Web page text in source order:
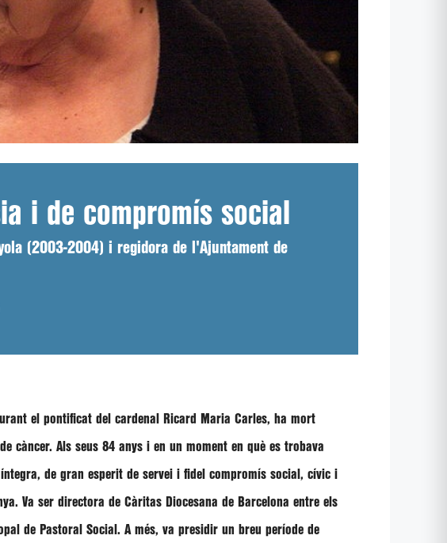
i de compromís social
(2003-2004) i regidora de l'Ajuntament de
el pontificat del cardenal Ricard Maria Carles, ha mort
càncer. Als seus 84 anys i en un moment en què es trobava
de gran esperit de servei i fidel compromís social, cívic i
Va ser directora de Càritas Diocesana de Barcelona entre els
de Pastoral Social. A més, va presidir un breu període de